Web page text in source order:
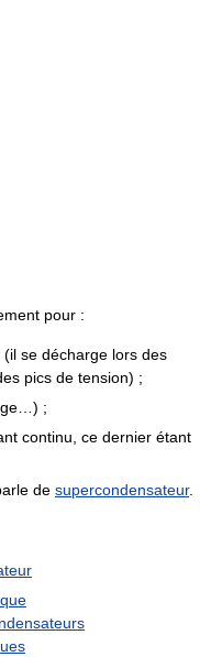
pour :
se décharge lors des
pics de tension) ;
;
continu, ce dernier étant
de supercondensateur.